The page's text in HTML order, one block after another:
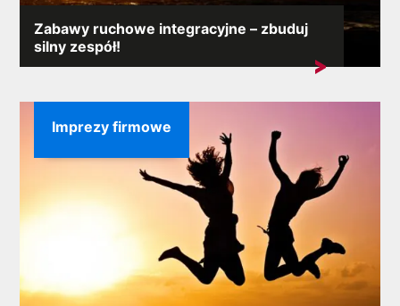
Zabawy ruchowe integracyjne – zbuduj
silny zespół!
Sprawnie funkcjonujący zespół w pracy to prosty klucz
Imprezy firmowe